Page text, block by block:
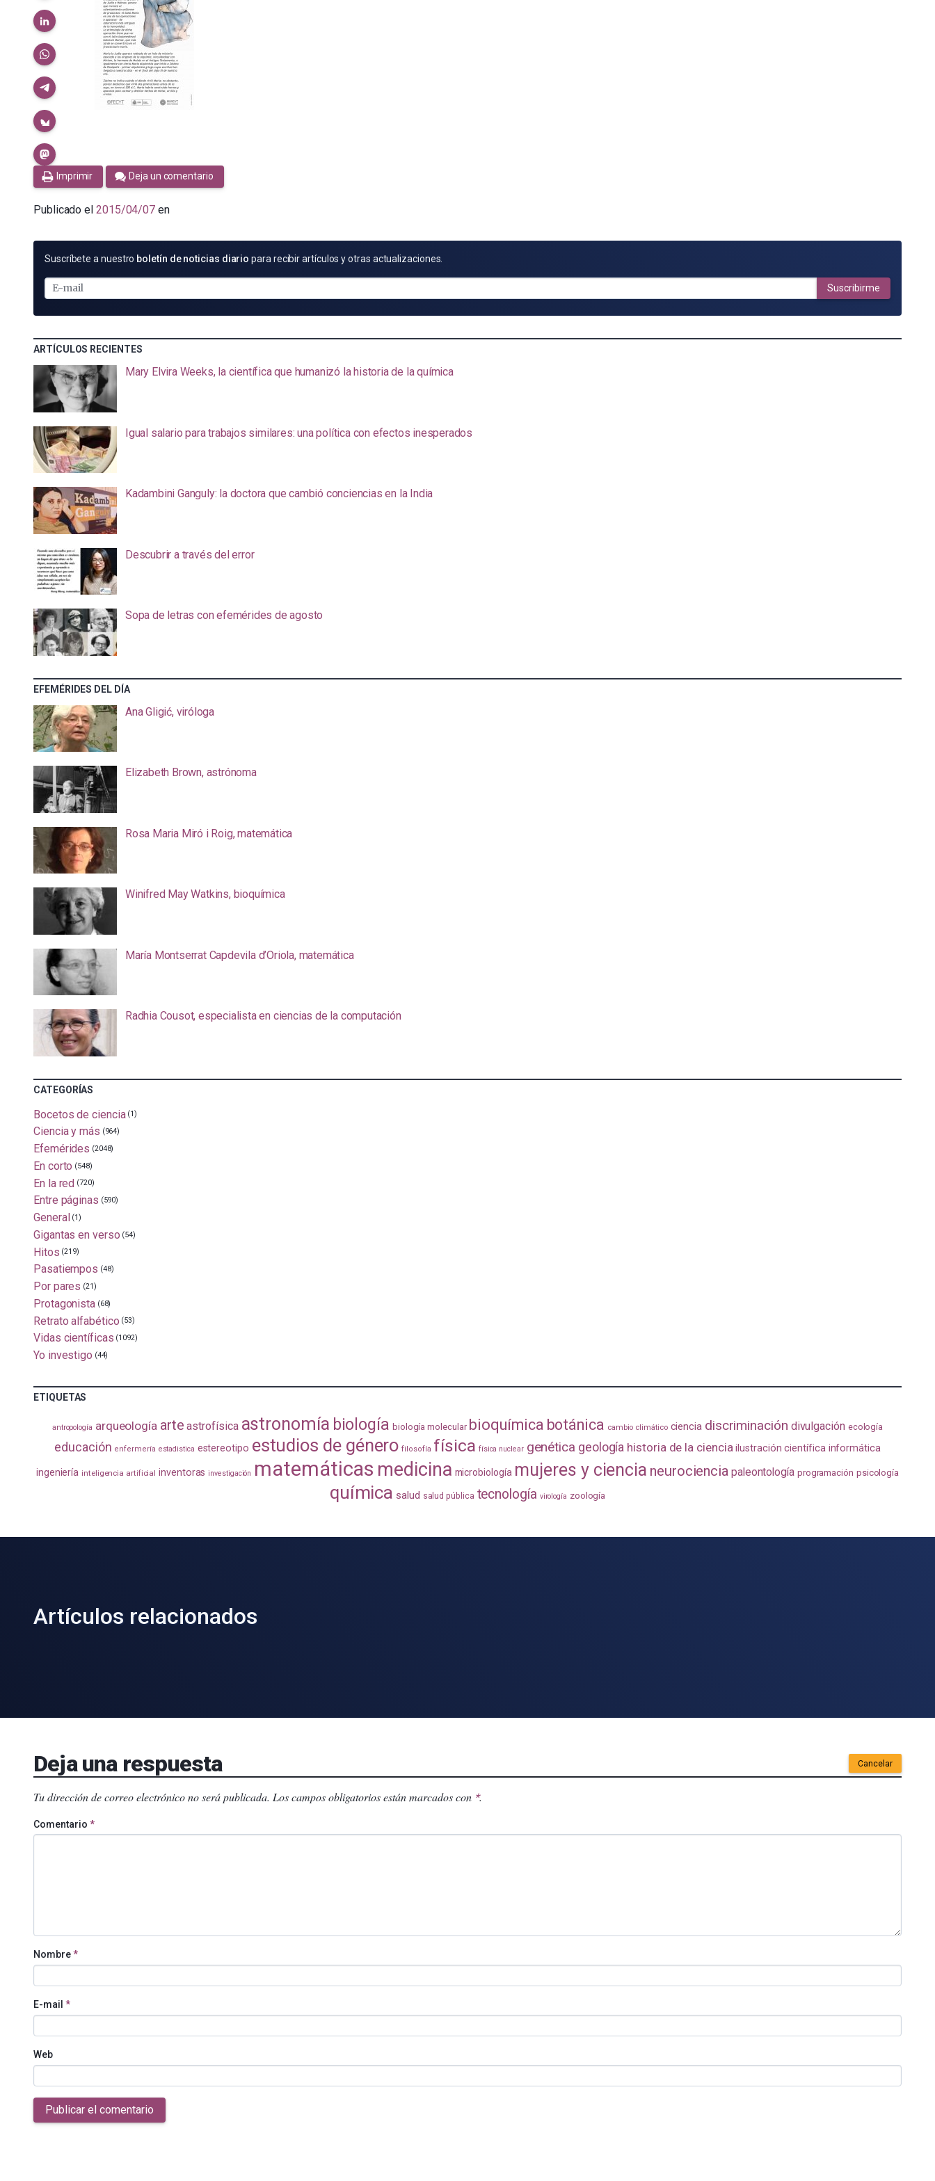
Imprimir Deja un comentario
Publicado el 2015/04/07 en
SUSCRÍBETE
E-
MAIL
Suscríbete a nuestro boletín de noticias diario para recibir artículos y otras actualizaciones.
Suscribirme
ARTÍCULOS RECIENTES
Mary Elvira Weeks, la científica que humanizó la historia de la química
Igual salario para trabajos similares: una política con efectos inesperados
Kadambini Ganguly: la doctora que cambió conciencias en la India
Descubrir a través del error
Sopa de letras con efemérides de agosto
EFEMÉRIDES DEL DÍA
Ana Gligić, viróloga
Elizabeth Brown, astrónoma
Rosa Maria Miró i Roig, matemática
Winifred May Watkins, bioquímica
María Montserrat Capdevila d’Oriola, matemática
Radhia Cousot, especialista en ciencias de la computación
CATEGORÍAS
Bocetos de ciencia (1)
Ciencia y más (964)
Efemérides (2048)
En corto (548)
En la red (720)
Entre páginas (590)
General (1)
Gigantas en verso (54)
Hitos (219)
Pasatiempos (48)
Por pares (21)
Protagonista (68)
Retrato alfabético (53)
Vidas científicas (1092)
Yo investigo (44)
ETIQUETAS
antropología arqueología arte astrofísica astronomía biología biología molecular bioquímica botánica cambio climático ciencia discriminación divulgación ecología
educación enfermería estadistica estereotipo estudios de género filosofía física física nuclear genética geología historia de la ciencia ilustración científica informática
ingeniería inteligencia artificial inventoras investigación matemáticas medicina microbiología mujeres y ciencia neurociencia paleontología programación psicología
química salud salud pública tecnología virología zoología
Artículos relacionados
Deja una respuesta Cancelar
Tu dirección de correo electrónico no será publicada. Los campos obligatorios están marcados con *.
Comentario *
Nombre*
E-mail *
Web
Publicar el comentario